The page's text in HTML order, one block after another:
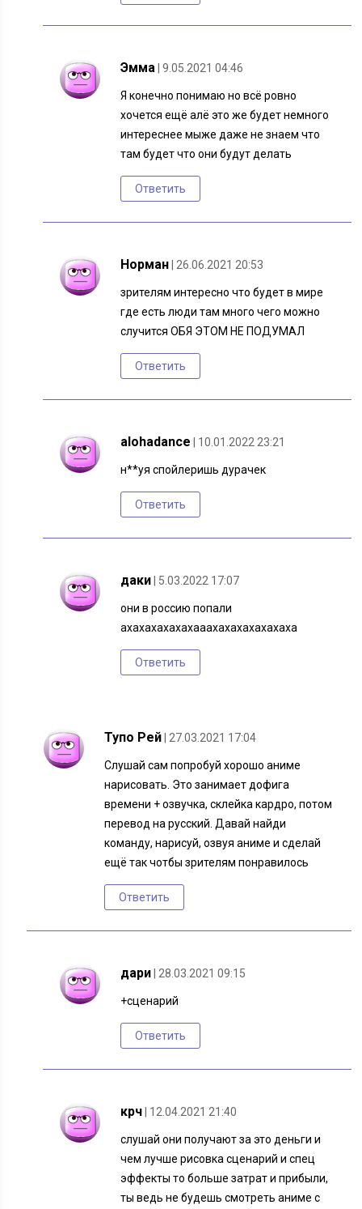
Эмма | 9.05.2021 04:46
Я конечно понимаю но всё ровно
хочется ещё алё это же будет немного
интереснее мыже даже не знаем что
там будет что они будут делать
Ответить
Норман | 26.06.2021 20:53
зрителям интересно что будет в мире
где есть люди там много чего можно
случится ОБЯ ЭТОМ НЕ ПОДУМАЛ
Ответить
alohadance | 10.01.2022 23:21
н**уя спойлеришь дурачек
Ответить
даки | 5.03.2022 17:07
они в россию попали
ахахахахахахааахахахахахахаха
Ответить
Тупо Рей | 27.03.2021 17:04
Слушай сам попробуй хорошо аниме
нарисовать. Это занимает дофига
времени + озвучка, склейка кардро, потом
перевод на русский. Давай найди
команду, нарисуй, озвуя аниме и сделай
ещё так чотбы зрителям понравилось
Ответить
дари | 28.03.2021 09:15
+сценарий
Ответить
крч | 12.04.2021 21:40
слушай они получают за это деньги и
чем лучше рисовка сценарий и спец
эффекты то больше затрат и прибыли,
ты ведь не будешь смотреть аниме с